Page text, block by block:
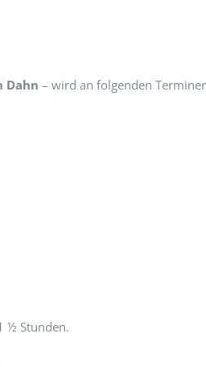
Dahn – wird an folgenden
½ Stunden.